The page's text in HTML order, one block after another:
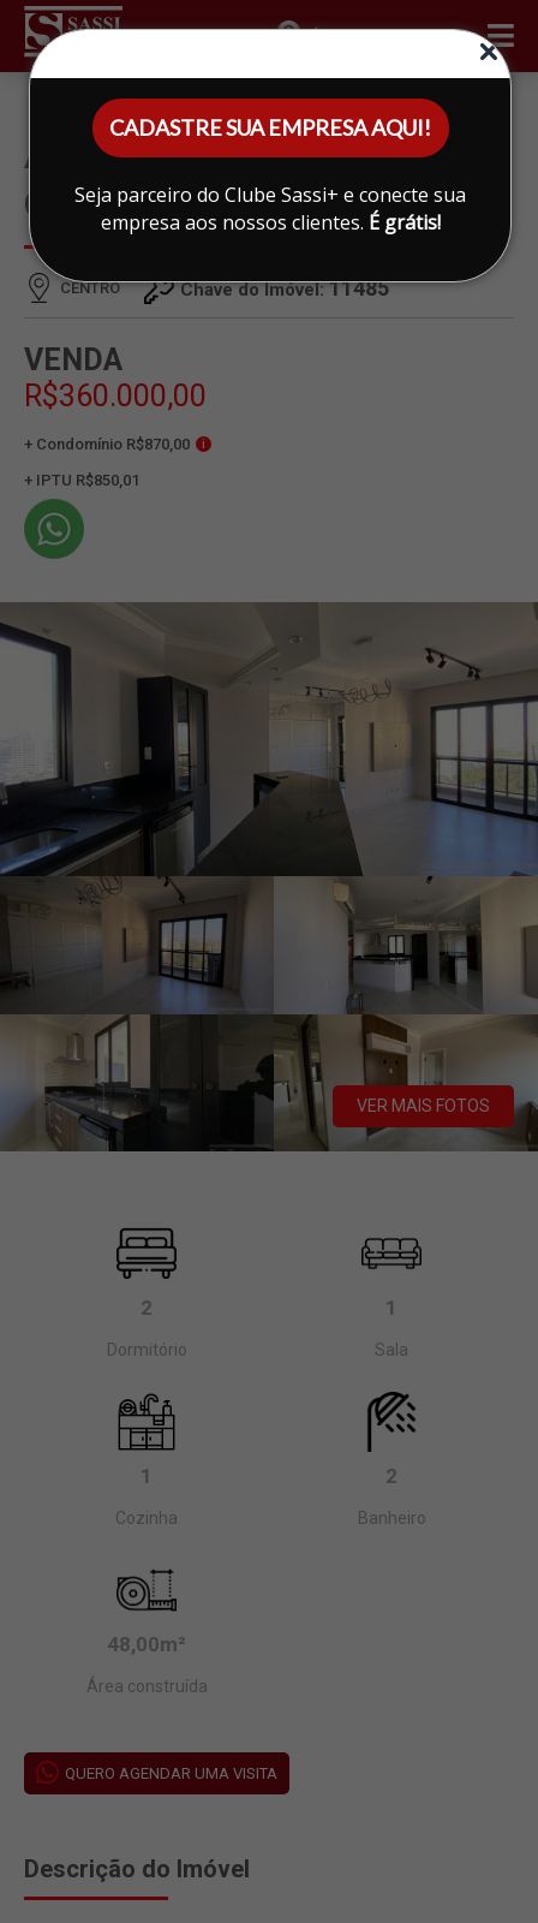
CADASTRE SUA EMPRESA AQUI!
Seja parceiro do Clube Sassi+ e conecte sua
empresa aos nossos clientes. É grátis!
ÁREA DO CLIENTE
APARTAMENTO À VENDA EM
CENTRO, LIMEIRA
CENTRO Chave do Imóvel:11485
VENDA
R$360.000,00
+ Condomínio R$870,00 i
+ IPTU R$850,01
VER MAIS FOTOS
2
Dormitório
1
Sala
1
Cozinha
2
Banheiro
48,00m²
Área construída
QUERO AGENDAR UMA VISITA
Descrição do Imóvel